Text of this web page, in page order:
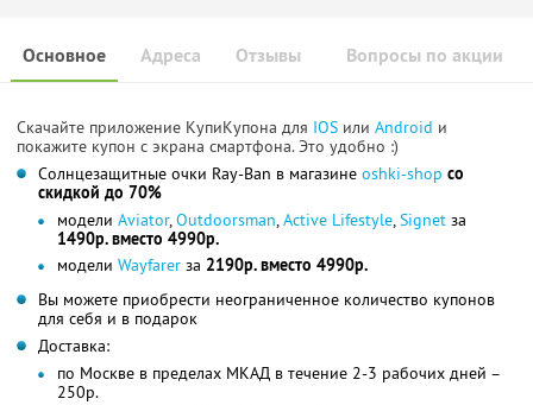
Основное Отзывы Вопросы по акции
Адреса
Скачайте приложение КупиКупона для IOS или Android и
покажите купон с экрана смартфона. Это удобно :)
Солнцезащитные очки Ray-Ban в магазине oshki-shop со
скидкой до 70%
модели Aviator,Outdoorsman,Active Lifestyle,Signet за
1490р. вместо 4990р.
модели Wayfarer за 2190р. вместо 4990р.
Вы можете приобрести неограниченное количество купонов
для себя и в подарок
Доставка:
по Москве в пределах МКАД в течение 2-3 рабочих дней –
250р.